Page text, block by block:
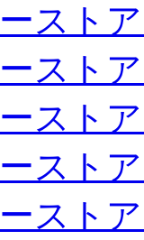
スト
スト
スト
スト
スト